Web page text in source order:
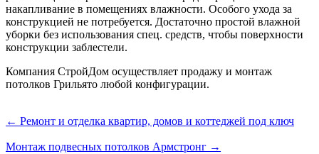
накапливание в помещениях влажности. Особого ухода за
конструкцией не потребуется. Достаточно простой влажной
уборки без использования спец. средств, чтобы поверхности
конструкции заблестели.
Компания СтройДом осуществляет продажу и монтаж
потолков Грильято любой конфигурации.
← Ремонт и отделка квартир, домов и коттеджей под ключ
Монтаж подвесных потолков Армстронг →